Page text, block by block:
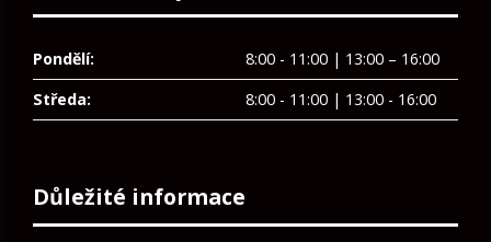
Pondělí:
8:00 - 11:00 | 13:00 – 16:00
Středa:
8:00 - 11:00 | 13:00 - 16:00
Důležité informace